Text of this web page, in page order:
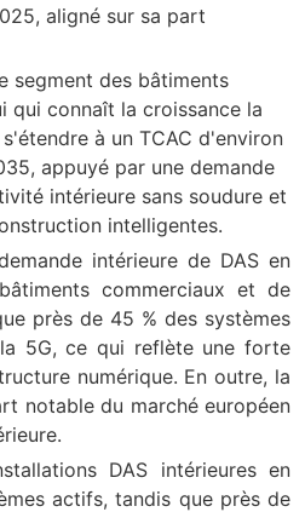
aligné sur sa part
segment des bâtiments
qui connaît la croissance la
à un TCAC d'environ
appuyé par une demande
intérieure sans soudure et
intelligentes.
intérieure de DAS en
commerciaux et de
près de 45 % des systèmes
5G, ce qui reflète une forte
numérique. En outre, la
notable du marché européen
DAS intérieures en
actifs, tandis que près de